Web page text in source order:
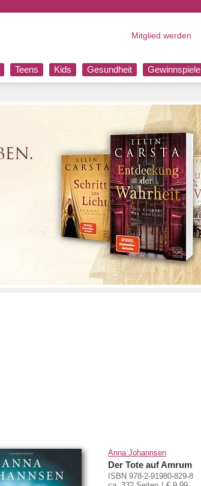
Mitglied werden
Teens Kids Gesundheit Gewinnspiele
Anna Johannsen
Der Tote auf Amrum
ISBN 978-2-91980-829-8